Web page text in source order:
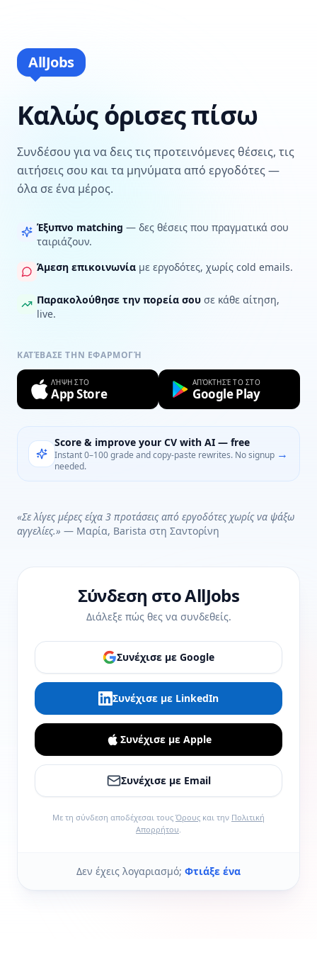
AllJobs
Καλώς όρισες πίσω
Συνδέσου για να δεις τις προτεινόμενες θέσεις, τις
αιτήσεις σου και τα μηνύματα από εργοδότες —
όλα σε ένα μέρος.
Έξυπνο matching — δες θέσεις που πραγματικά σου
ταιριάζουν.
Άμεση επικοινωνία με εργοδότες, χωρίς cold emails.
Παρακολούθησε την πορεία σου σε κάθε αίτηση,
live.
ΚΑΤΈΒΑΣΕ ΤΗΝ ΕΦΑΡΜΟΓΉ
ΛΉΨΗ ΣΤΟ
App Store
ΑΠΌΚΤΗΣΈ ΤΟ ΣΤΟ
Google Play
Score & improve your CV with AI — free
Instant 0–100 grade and copy-paste rewrites. No signup
needed.
→
«Σε λίγες μέρες είχα 3 προτάσεις από εργοδότες χωρίς να ψάξω
αγγελίες.» — Μαρία, Barista στη Σαντορίνη
Σύνδεση στο AllJobs
Διάλεξε πώς θες να συνδεθείς.
Συνέχισε με Google
Συνέχισε με LinkedIn
Συνέχισε με Apple
Συνέχισε με Email
Με τη σύνδεση αποδέχεσαι τους Όρους και την Πολιτική
Απορρήτου.
Δεν έχεις λογαριασμό; Φτιάξε ένα